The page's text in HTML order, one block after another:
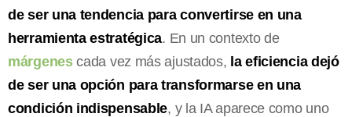
de ser una tendencia para convertirse en una
herramienta estratégica. En un contexto de
márgenescada vez más ajustados, la eficiencia dejó
de ser una opción para transformarse en una
condición indispensable, y la IA aparece como uno